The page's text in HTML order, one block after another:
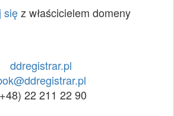
sięz właścicielem domeny
ddregistrar.pl
22 211 22 90